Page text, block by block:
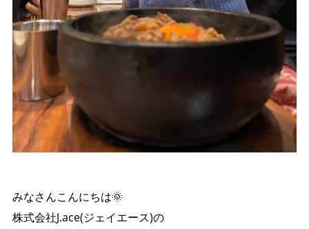
みなさんこんにちは🌞
株式会社J.ace(ジェイエース)の